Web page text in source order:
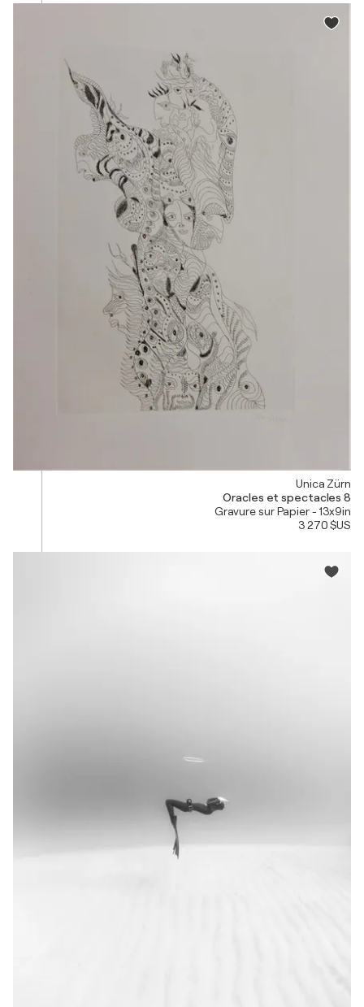
Unica Zürn
Oracles et spectacles 8
Gravure sur Papier - 13x9in
3 270 $US